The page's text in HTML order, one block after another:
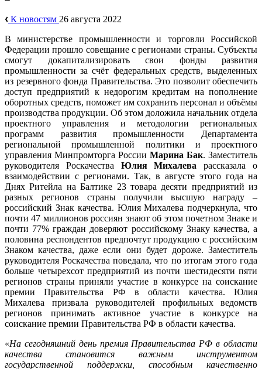
К новостям 26 августа 2022
В министерстве промышленности и торговли Российской
Федерации прошло совещание с регионами страны. Субъекты
смогут докапитализировать свои фонды развития
промышленности за счёт федеральных средств, выделенных
из резервного фонда Правительства. Это позволит обеспечить
доступ предприятий к недорогим кредитам на пополнение
оборотных средств, поможет им сохранить персонал и объёмы
производства продукции. Об этом доложила начальник отдела
проектного управления и методологии региональных
программ развития промышленности Департамента
региональной промышленной политики и проектного
управления Минпромторга России Марина Бак. Заместитель
руководителя Роскачества Юлия Михалева рассказала о
взаимодействии с регионами. Так, в августе этого года на
Днях Ритейла на Балтике 23 товара десяти предприятий из
разных регионов страны получили высшую награду –
российский Знак качества. Юлия Михалева подчеркнула, что
почти 47 миллионов россиян знают об этом почетном Знаке и
почти 77% граждан доверяют российскому Знаку качества, а
половина респондентов предпочтут продукцию с российским
Знаком качества, даже если они будет дороже. Заместитель
руководителя Роскачества поведала, что по итогам этого года
больше четырехсот предприятий из почти шестидесяти пяти
регионов страны приняли участие в конкурсе на соискание
премии Правительства РФ в области качества. Юлия
Михалева призвала руководителей профильных ведомств
регионов принимать активное участие в конкурсе на
соискание премии Правительства РФ в области качества.
«На сегодняшний день премия Правительства РФ в области
качества становится важным инструментом
государственной поддержки, способным качественно